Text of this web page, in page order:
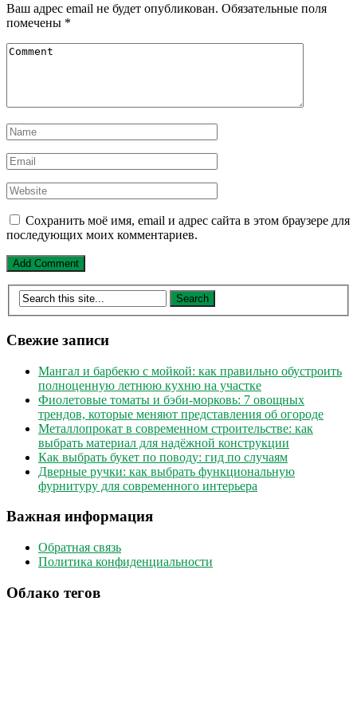
Ваш адрес email не будет опубликован. Обязательные поля
помечены *
Сохранить моё имя, email и адрес сайта в этом браузере для
последующих моих комментариев.
Свежие записи
Мангал и барбекю с мойкой: как правильно обустроить
полноценную летнюю кухню на участке
Фиолетовые томаты и бэби-морковь: 7 овощных
трендов, которые меняют представления об огороде
Металлопрокат в современном строительстве: как
выбрать материал для надёжной конструкции
Как выбрать букет по поводу: гид по случаям
Дверные ручки: как выбрать функциональную
фурнитуру для современного интерьера
Важная информация
Обратная связь
Политика конфиденциальности
Облако тегов